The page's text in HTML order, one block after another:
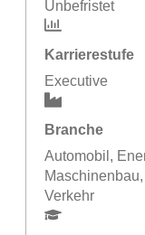
Unbefristet
Karrierestufe
Executive
Branche
Automobil ,
Maschinenbau,
Verkehr